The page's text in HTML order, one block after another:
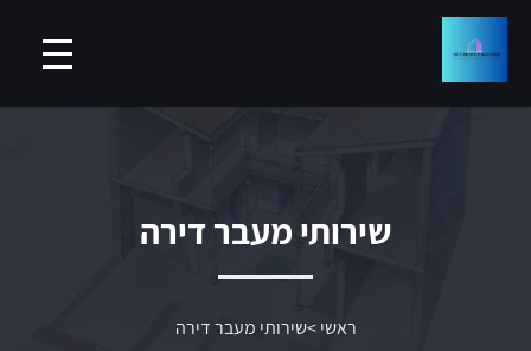
שירותי מעבר דירה
ראשי>שירותי מעבר דירה